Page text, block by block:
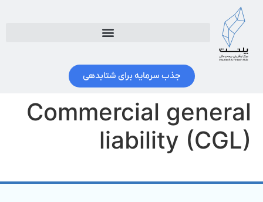
جذب سرمایه برای شتابدهی
Commercial general
liability (CGL)